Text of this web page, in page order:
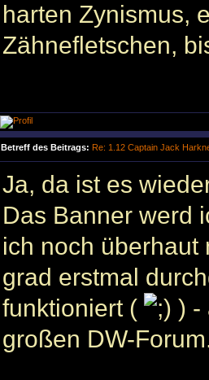
harten Zynismus,
Zähnefletschen,
Betreff des Beitrags: Re: 1.12 Captain Jack
Ja, da ist es
Das Banner werd
ich noch überhaut
grad erstmal
funktioniert (
) -
großen DW-